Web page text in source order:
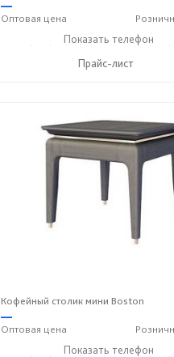
—
Оптовая цена
+7 (928) 229-52-42 ☎+7 (928)
Показать телефон
Прайс-лист
Кофейный столик мини Boston
—
Оптовая цена
+7 (928) 229-52-42 ☎+7 (928)
Показать телефон